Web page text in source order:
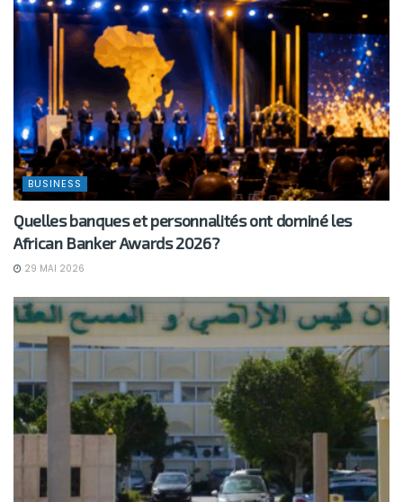
BUSINESS
Quelles banques et personnalités ont dominé les
African Banker Awards 2026?
29 MAI 2026